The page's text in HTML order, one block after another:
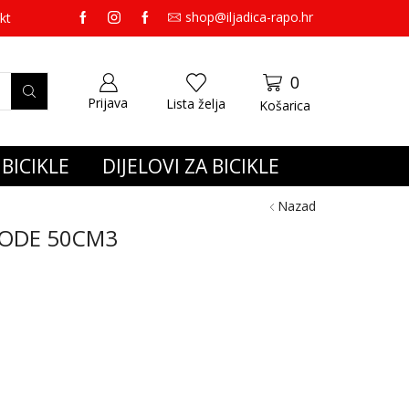
65,00 eura gratis dostava.shop@iljadica-rapo.hr
Prijava Lista želja
0
Košarica
DIJELOVI ZA BICIKLE
Nazad
50CM3